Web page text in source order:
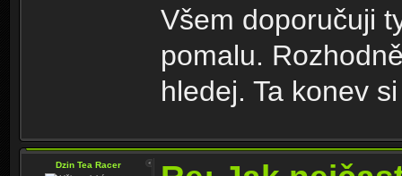
Všem doporučuji
pomalu.
hledej. Ta konev
Dzin Tea Racer